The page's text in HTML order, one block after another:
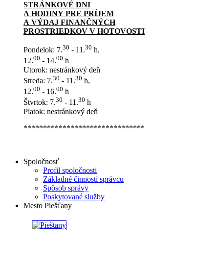
STRÁNKOVÉ DNI
A HODINY PRE PRÍJEM
A VÝDAJ FINANČNÝCH
PROSTRIEDKOV V HOTOVOSTI
Pondelok: 7.30 - 11.30 h,
12.00 - 14.00 h
Utorok: nestránkový deň
Streda: 7.30 - 11.30 h,
12.00 - 16.00 h
Štvrtok: 7.30 - 11.30 h
Piatok: nestránkový deň
*******************************
Spoločnosť
Profil spoločnosti
Základné činnosti správcu
Spôsob správy
Poskytované služby
Mesto Piešťany